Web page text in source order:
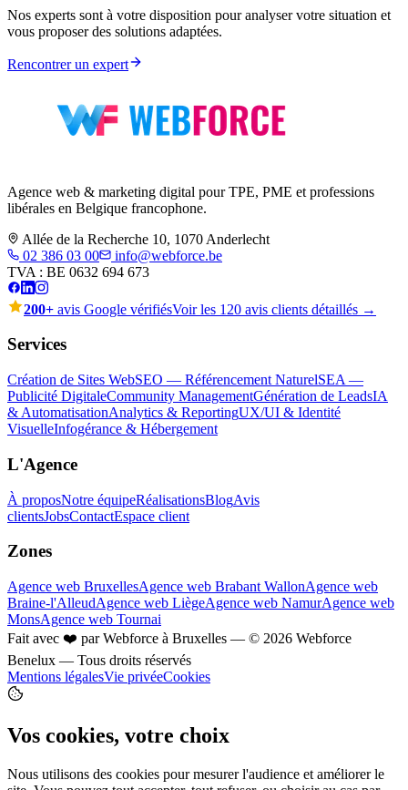
Nos experts sont à votre disposition pour analyser votre situation et
vous proposer des solutions adaptées.
Rencontrer un expert
Agence web & marketing digital pour TPE, PME et professions
libérales en Belgique francophone.
Allée de la Recherche 10, 1070 Anderlecht
02 386 03 00
info@webforce.be
TVA : BE 0632 694 673
200+ avis Google vérifiésVoir les 120 avis clients détaillés →
Services
Création de Sites WebSEO — Référencement NaturelSEA —
Publicité DigitaleCommunity ManagementGénération de LeadsIA
& AutomatisationAnalytics & ReportingUX/UI & Identité
VisuelleInfogérance & Hébergement
L'Agence
À proposNotre équipeRéalisationsBlogAvis
clientsJobsContactEspace client
Zones
Agence web BruxellesAgence web Brabant WallonAgence web
Braine-l'AlleudAgence web LiègeAgence web NamurAgence web
MonsAgence web Tournai
Fait avec ❤️ par Webforce à Bruxelles — © 2026 Webforce
Benelux — Tous droits réservés
Mentions légalesVie privéeCookies
Vos cookies, votre choix
Nous utilisons des cookies pour mesurer l'audience et améliorer le